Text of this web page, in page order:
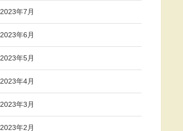
2023年7月
2023年6月
2023年5月
2023年4月
2023年3月
2023年2月